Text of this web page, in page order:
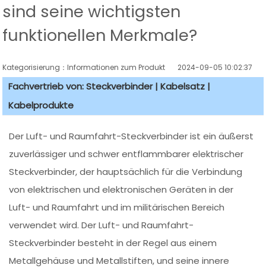
sind seine wichtigsten
funktionellen Merkmale?
Kategorisierung：Informationen zum Produkt 2024-09-05 10:02:37
Fachvertrieb von: Steckverbinder | Kabelsatz |
Kabelprodukte
Der Luft- und Raumfahrt-Steckverbinder ist ein äußerst
zuverlässiger und schwer entflammbarer elektrischer
Steckverbinder, der hauptsächlich für die Verbindung
von elektrischen und elektronischen Geräten in der
Luft- und Raumfahrt und im militärischen Bereich
verwendet wird. Der Luft- und Raumfahrt-
Steckverbinder besteht in der Regel aus einem
Metallgehäuse und Metallstiften, und seine innere